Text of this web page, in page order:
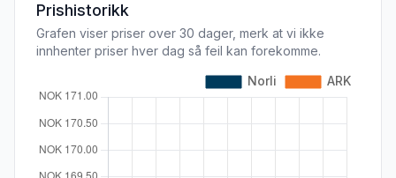
Prishistorikk
Grafen viser priser over 30 dager, merk at vi ikke
innhenter priser hver dag så feil kan forekomme.